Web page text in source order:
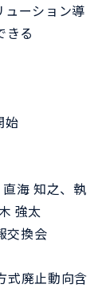
ーション導
きる
始
海 知之、執
強太
交換会
廃止動向含